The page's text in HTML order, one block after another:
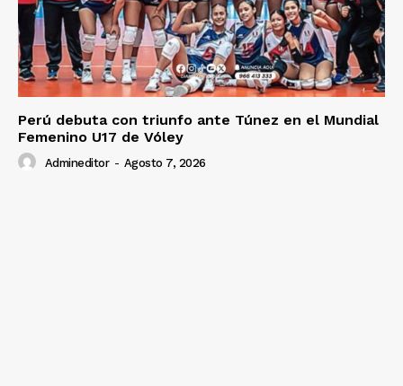
Perú debuta con triunfo ante Túnez en el Mundial
Femenino U17 de Vóley
Admineditor - Agosto 7, 2026